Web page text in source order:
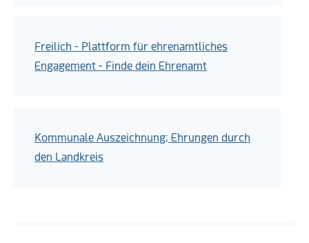
Freilich - Plattform für ehrenamtliches
Engagement - Finde dein Ehrenamt
Kommunale Auszeichnung; Ehrungen durch
den Landkreis